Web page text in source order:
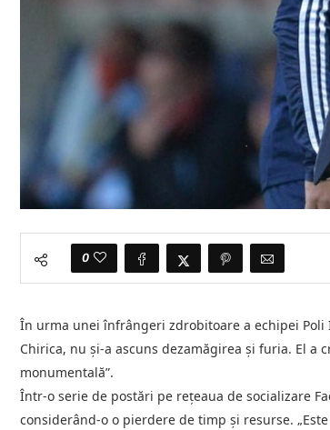
0
În urma unei înfrângeri zdrobitoare a echipei
Chirica, nu și-a ascuns dezamăgirea și furia. El a
monumentală”.
Într-o serie de postări pe rețeaua de socializare
considerând-o o pierdere de timp și resurse.